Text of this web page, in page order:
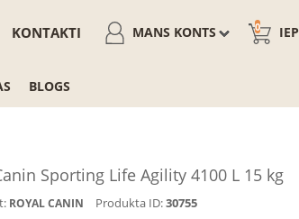
0
MANS KONTS
KONTAKTI
BLOGS
Sporting Life Agility 4100 L 15 kg
ROYAL CANIN Produkta ID:30755